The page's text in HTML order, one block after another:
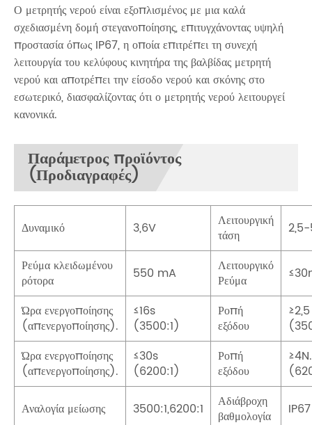
Ο μετρητής νερού είναι εξοπλισμένος με μια καλά
σχεδιασμένη δομή στεγανοποίησης, επιτυγχάνοντας υψηλή
προστασία όπως IP67, η οποία επιτρέπει τη συνεχή
λειτουργία του κελύφους κινητήρα της βαλβίδας μετρητή
νερού και αποτρέπει την είσοδο νερού και σκόνης στο
εσωτερικό, διασφαλίζοντας ότι ο μετρητής νερού λειτουργεί
κανονικά.
Παράμετρος προϊόντος
(Προδιαγραφές)
Δυναμικό 3,6V
Λειτουργική
τάση
Ρεύμα κλειδωμένου
ρότορα
550 mA
Λειτουργικό
Ρεύμα
Ώρα ενεργοποίησης
(απενεργοποίησης).
≤16s
(3500:1)
Ροπή
εξόδου
Ώρα ενεργοποίησης
(απενεργοποίησης).
≤30s
(6200:1)
Ροπή
εξόδου
Αναλογία μείωσης 3500:1,6200:1
Αδιάβροχη
βαθμολογία
IP67